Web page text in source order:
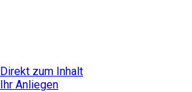
Direkt zum Inhalt
Ihr Anliegen